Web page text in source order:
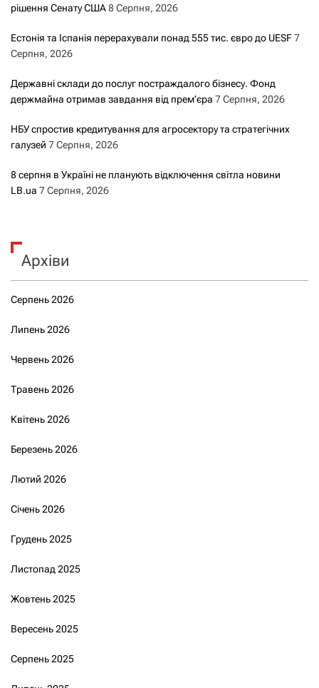
рішення Сенату США8 Серпня, 2026
Естонія та Іспанія перерахували понад 555 тис. євро до UESF7
Серпня, 2026
Державні склади до послуг постраждалого бізнесу. Фонд
держмайна отримав завдання від прем’єра 7 Серпня, 2026
НБУ спростив кредитування для агросектору та стратегічних
галузей 7 Серпня, 2026
8 серпня в Україні не планують відключення світла новини
LB.ua 7 Серпня, 2026
Архіви
Серпень 2026
Липень 2026
Червень 2026
Травень 2026
Квітень 2026
Березень 2026
Лютий 2026
Січень 2026
Грудень 2025
Листопад 2025
Жовтень 2025
Вересень 2025
Серпень 2025